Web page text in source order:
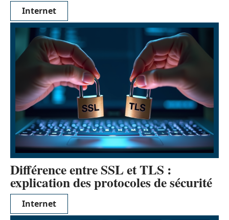
Internet
Différence entre SSL et TLS :
explication des protocoles de sécurité
Internet